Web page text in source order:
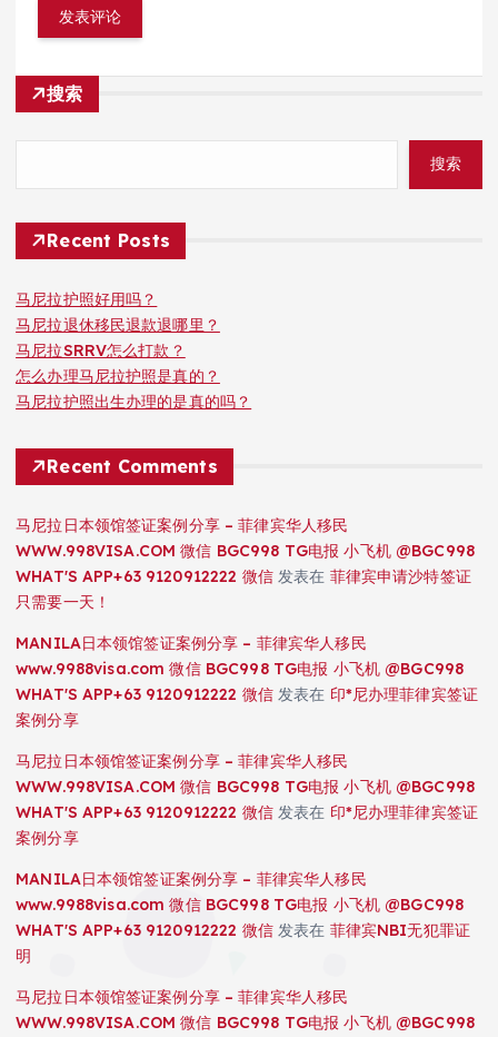
搜索
搜索
Recent Posts
马尼拉护照好用吗？
马尼拉退休移民退款退哪里？
马尼拉SRRV怎么打款？
怎么办理马尼拉护照是真的？
马尼拉护照出生办理的是真的吗？
Recent Comments
马尼拉日本领馆签证案例分享 – 菲律宾华人移民
WWW.998VISA.COM 微信 BGC998 TG电报 小飞机 @BGC998
WHAT'S APP+63 9120912222 微信发表在 菲律宾申请沙特签证
只需要一天！
MANILA日本领馆签证案例分享 – 菲律宾华人移民
www.9988visa.com 微信 BGC998 TG电报 小飞机 @BGC998
WHAT'S APP+63 9120912222 微信发表在 印*尼办理菲律宾签证
案例分享
马尼拉日本领馆签证案例分享 – 菲律宾华人移民
WWW.998VISA.COM 微信 BGC998 TG电报 小飞机 @BGC998
WHAT'S APP+63 9120912222 微信发表在 印*尼办理菲律宾签证
案例分享
MANILA日本领馆签证案例分享 – 菲律宾华人移民
www.9988visa.com 微信 BGC998 TG电报 小飞机 @BGC998
WHAT'S APP+63 9120912222 微信发表在 菲律宾NBI无犯罪证
明
马尼拉日本领馆签证案例分享 – 菲律宾华人移民
WWW.998VISA.COM 微信 BGC998 TG电报 小飞机 @BGC998